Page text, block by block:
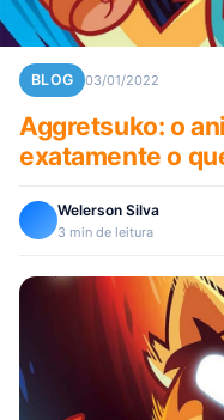
BLOG 03/01/2022
Aggretsuko: o
exatamente o
Welerson Silva
3 min de leitura